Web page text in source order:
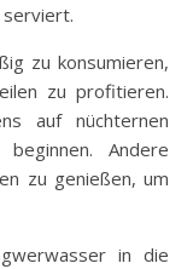
serviert.
zu konsumieren,
zu profitieren.
auf nüchternen
Andere
zu genießen, um
in die